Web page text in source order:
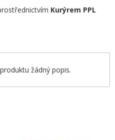
Kurýrem PPL
žádný popis.